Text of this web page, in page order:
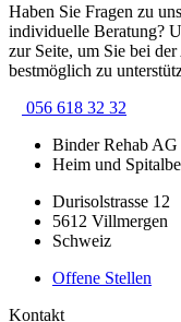
Haben Sie Fragen zu
individuelle Beratung?
zur Seite, um Sie bei
bestmöglich zu
056 618 32 32
Binder Rehab AG
Heim und
Durisolstrasse 12
5612 Villmergen
Schweiz
Offene Stellen
Kontakt